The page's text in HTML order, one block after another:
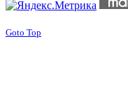
Goto Top